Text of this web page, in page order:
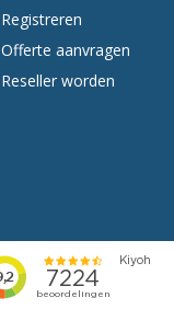
Registreren
Offerte aanvragen
Reseller worden